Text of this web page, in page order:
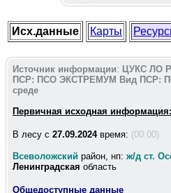
Исх.данные Карты
Источник информации: ЦУКС ЛО
ПСР: ПСО ЭКСТРЕМУМ Вид ПСР:
среде
Первичная исходная информация:
В лесу c 27.09.2024время: (00:00)
Всеволожский район, нп: ж/д ст.
Ленинградская область
Общедоступные данные